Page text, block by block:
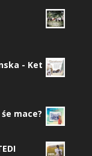
- Ket
mace?